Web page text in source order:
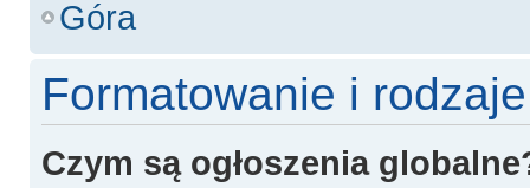
Góra
Formatowanie i
Czym są ogłoszenia